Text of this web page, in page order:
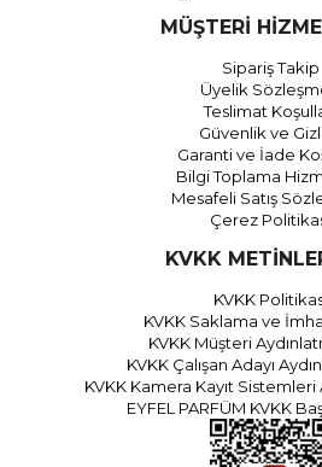
MÜŞTERİ
Sipariş Takip
Üyelik
Teslimat
Güvenlik ve
Garanti ve İade
Bilgi Toplama
Mesafeli Satış
Çerez
KVKK
KVKK
KVKK Saklama ve
KVKK Müşteri
KVKK Çalışan Adayı
KVKK Kamera Kayıt
EYFEL PARFÜM KVKK